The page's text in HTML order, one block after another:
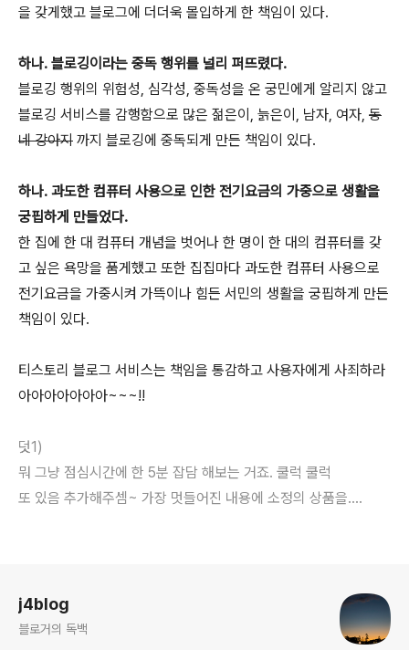
을 갖게했고 블로그에 더더욱 몰입하게 한 책임이 있다.
하나. 블로깅이라는 중독 행위를 널리 퍼뜨렸다.
블로깅 행위의 위험성, 심각성, 중독성을 온 궁민에게 알리지 않고
블로깅 서비스를 감행함으로 많은 젊은이, 늙은이, 남자, 여자, 동
네 강아지 까지 블로깅에 중독되게 만든 책임이 있다.
하나. 과도한 컴퓨터 사용으로 인한 전기요금의 가중으로 생활을
궁핍하게 만들었다.
한 집에 한 대 컴퓨터 개념을 벗어나 한 명이 한 대의 컴퓨터를 갖
고 싶은 욕망을 품게했고 또한 집집마다 과도한 컴퓨터 사용으로
전기요금을 가중시켜 가뜩이나 힘든 서민의 생활을 궁핍하게 만든
책임이 있다.
티스토리 블로그 서비스는 책임을 통감하고 사용자에게 사죄하라
아아아아아아아~~~!!
덧1)
뭐 그냥 점심시간에 한 5분 잡담 해보는 거죠. 쿨럭 쿨럭
또 있음 추가해주셈~ 가장 멋들어진 내용에 소정의 상품을....
j4blog
블로거의 독백